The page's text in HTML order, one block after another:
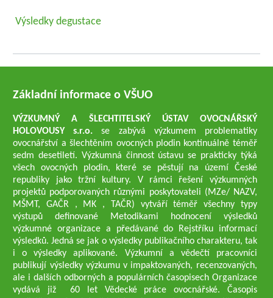
Výsledky degustace
Základní informace o VŠUO
VÝZKUMNÝ A ŠLECHTITELSKÝ ÚSTAV OVOCNÁŘSKÝ
HOLOVOUSY s.r.o.se zabývá výzkumem problematiky
ovocnářství a šlechtěním ovocných plodin kontinuálně téměř
sedm desetiletí. Výzkumná činnost ústavu se prakticky týká
všech ovocných plodin, které se pěstují na území České
republiky jako tržní kultury. V rámci řešení výzkumných
projektů podporovaných různými poskytovateli (MZe/ NAZV,
MŠMT, GAČR , MK , TAČR) vytváří téměř všechny typy
výstupů definované Metodikami hodnocení výsledků
výzkumné organizace a předávané do Rejstříku informací
výsledků. Jedná se jak o výsledky publikačního charakteru, tak
i o výsledky aplikované. Výzkumní a vědečtí pracovníci
publikují výsledky výzkumu v impaktovaných, recenzovaných,
ale i dalších odborných a populárních časopisech Organizace
vydává již 60 let Vědecké práce ovocnářské. Časopis